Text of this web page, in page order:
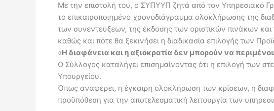
Με την επιστολή του, ο ΣΥΠΥΥΠ ζητά από τον Υπηρεσιακό
το επικαιροποιημένο χρονοδιάγραμμα ολοκλήρωσης της
των συνεντεύξεων, της έκδοσης των οριστικών πινάκων
καθώς και πότε θα ξεκινήσει η διαδικασία επιλογής των
«Η διαφάνεια και η αξιοκρατία δεν μπορούν να
Ο Σύλλογος καταλήγει επισημαίνοντας ότι η επιλογή των
Υπουργείου.
Όπως αναφέρει, η έγκαιρη ολοκλήρωση των κρίσεων, η
προϋπόθεση για την αποτελεσματική λειτουργία των